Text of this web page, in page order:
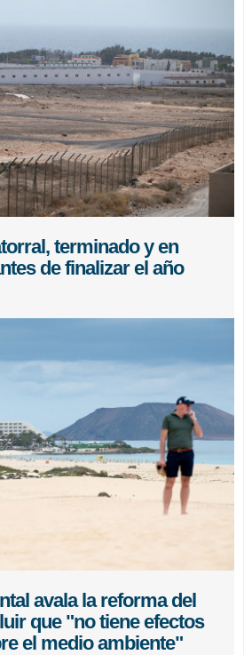
terminado y en
de finalizar el año
avala la reforma del
que "no tiene efectos
el medio ambiente"